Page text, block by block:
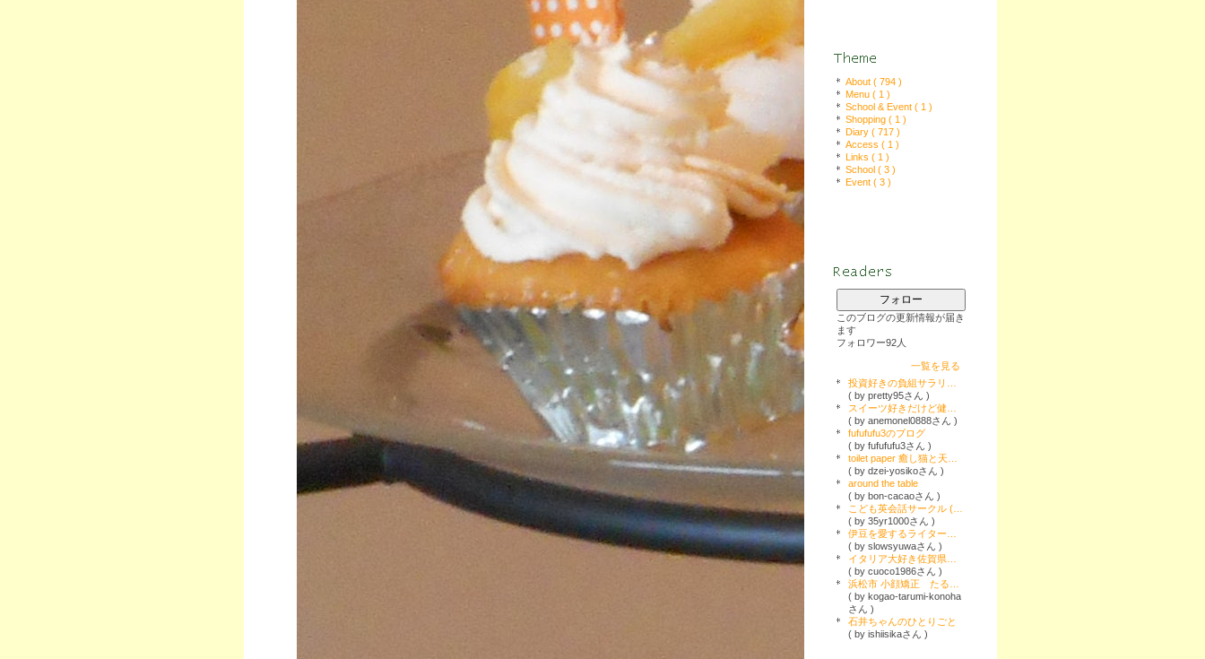
About ( 794 )
Menu ( 1 )
School & Event ( 1 )
Shopping ( 1 )
Diary ( 717 )
Access ( 1 )
Links ( 1 )
School ( 3 )
Event ( 3 )
フォロー
このブログの更新情報が届き
ます
フォロワー92人
一覧を見る
( by pretty95さん )
( by anemonel0888さん )
fufufufu3のブログ
( by fufufufu3さん )
( by dzei-yosikoさん )
around the table
( by bon-cacaoさん )
( by 35yr1000さん )
( by slowsyuwaさん )
( by cuoco1986さん )
( by kogao-tarumi-konoha
さん )
石井ちゃんのひとりごと
( by ishiisikaさん )